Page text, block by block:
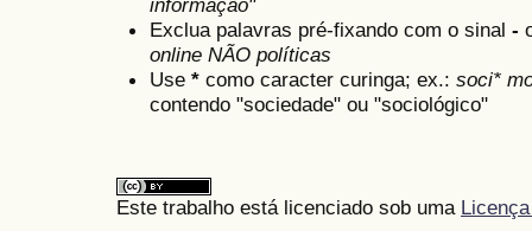
informação"
Exclua palavras pré-fixando com o sinal -
online NÃO políticas
Use * como caracter curinga; ex.: soci*
contendo "sociedade" ou "sociológico"
Este trabalho está licenciado sob uma